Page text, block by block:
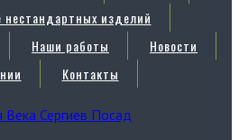
нестандартных изделий
Наши работы
Новости
Контакты